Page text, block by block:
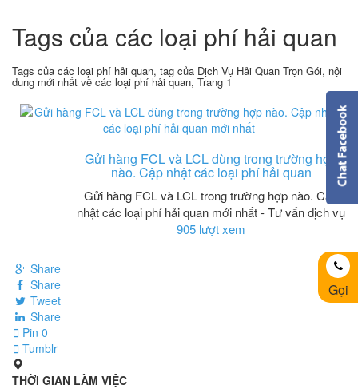
Tags của các loại phí hải quan
Tags của các loại phí hải quan, tag của Dịch Vụ Hải Quan Trọn Gói, nội
dung mới nhất về các loại phí hải quan, Trang 1
Gửi hàng FCL và LCL dùng trong trường hợp
nào. Cập nhật các loại phí hải quan
Gửi hàng FCL và LCL trong trường hợp nào. Cập
nhật các loại phí hải quan mới nhất - Tư vấn dịch vụ
905 lượt xem
Share
Share
Tweet
Share
Pin 0
Tumblr
THỜI GIAN LÀM VIỆC
Gọi